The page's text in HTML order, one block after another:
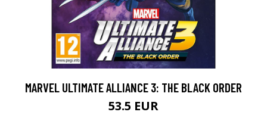
MARVEL ULTIMATE ALLIANCE 3: THE BLACK ORDER
53.5 EUR